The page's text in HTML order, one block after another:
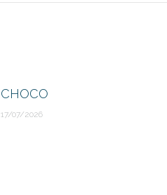
CHOCO
17/07/2026